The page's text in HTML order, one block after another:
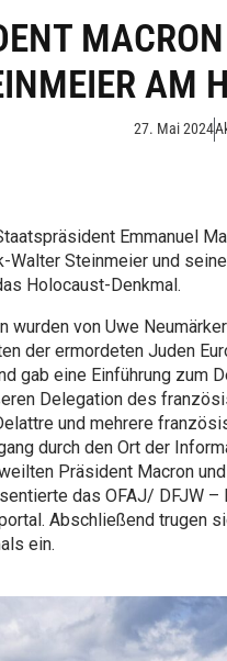
AM
27. Mai 2024
Emmanuel
Walter Steinmeier und
Holocaust-Denkmal.
wurden von Uwe
der ermordeten Juden
gab eine Einführung zum
Delegation des
und mehrere
durch den Ort der
Präsident Macron
das OFAJ/ DFJW
Abschließend trugen
ein.